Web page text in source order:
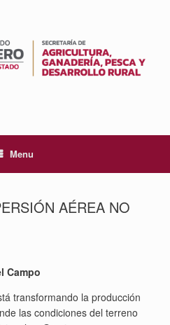
Menu
AÉREA NO
Campo
transformando la producción
las condiciones del terreno